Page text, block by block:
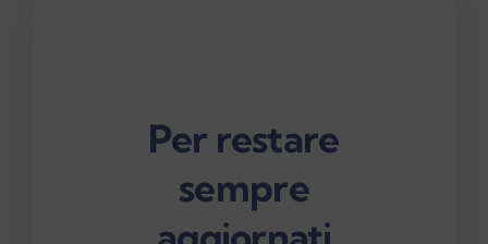
Per restare
sempre